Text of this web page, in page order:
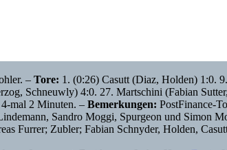
– Tore: 1. (0:26) Casutt (Diaz, Holden) 1:0.
Schneuwly) 4:0. 27. Martschini (Fabian
mal 2 Minuten. – Bemerkungen: PostFinance-
Sandro Moggi, Spurgeon und Simon
Furrer; Zubler; Fabian Schnyder, Holden,